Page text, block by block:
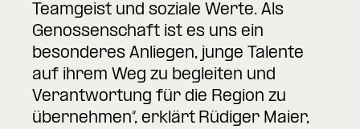
Teamgeist und soziale Werte. Als
Genossenschaft ist es uns ein
besonderes Anliegen, junge Talente
auf ihrem Weg zu begleiten und
Verantwortung für die Region zu
übernehmen“, erklärt Rüdiger Maier,